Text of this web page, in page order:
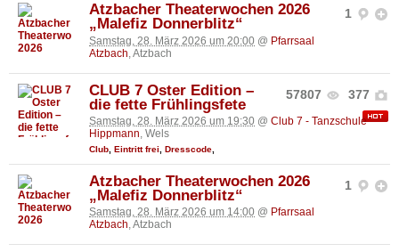
1
Atzbacher Theaterwochen 2026
„Malefiz Donnerblitz“
Samstag, 28. März 2026 um 20:00 @ Pfarrsaal
Atzbach , Atzbach
57807 377
CLUB 7 Oster Edition –
die fette Frühlingsfete
Samstag, 28. März 2026 um 19:30 @ Club 7 - Tanzschule
Hippmann, Wels
Club Eintritt frei Dresscode
1
Atzbacher Theaterwochen 2026
„Malefiz Donnerblitz“
Samstag, 28. März 2026 um 14:00 @ Pfarrsaal
Atzbach, Atzbach